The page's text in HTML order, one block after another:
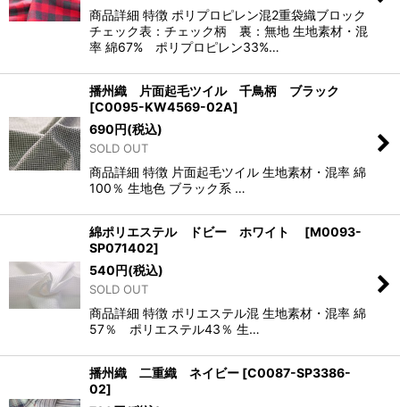
商品詳細 特徴 ポリプロピレン混2重袋織ブロック
チェック表：チェック柄 裏：無地 生地素材・混
率 綿67% ポリプロピレン33%…
播州織 片面起毛ツイル 千鳥柄 ブラック
[C0095-KW4569-02A]
690円(税込)
SOLD OUT
商品詳細 特徴 片面起毛ツイル 生地素材・混率 綿
100％ 生地色 ブラック系 …
綿ポリエステル ドビー ホワイト [M0093-
SP071402]
540円(税込)
SOLD OUT
商品詳細 特徴 ポリエステル混 生地素材・混率 綿
57％ ポリエステル43％ 生…
播州織 二重織 ネイビー [C0087-SP3386-
02]